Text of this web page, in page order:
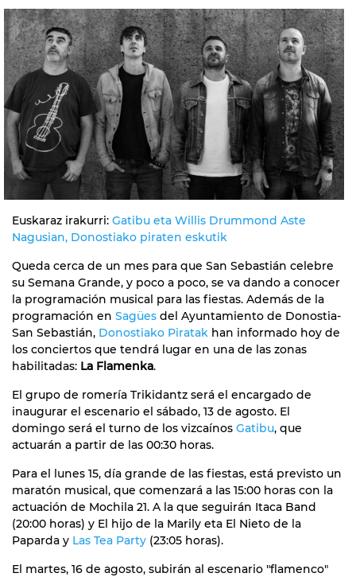
Euskaraz irakurri: Gatibu eta Willis Drummond Aste
Nagusian, Donostiako piraten eskutik
Queda cerca de un mes para que San Sebastián celebre
su Semana Grande, y poco a poco, se va dando a conocer
la programación musical para las fiestas. Además de la
programación en Sagües del Ayuntamiento de Donostia-
San Sebastián, Donostiako Piratak han informado hoy de
los conciertos que tendrá lugar en una de las zonas
habilitadas: La Flamenka.
El grupo de romería Trikidantz será el encargado de
inaugurar el escenario el sábado, 13 de agosto. El
domingo será el turno de los vizcaínos Gatibu, que
actuarán a partir de las 00:30 horas.
Para el lunes 15, día grande de las fiestas, está previsto un
maratón musical, que comenzará a las 15:00 horas con la
actuación de Mochila 21. A la que seguirán Itaca Band
(20:00 horas) y El hijo de la Marily eta El Nieto de la
Paparda y Las Tea Party (23:05 horas).
El martes, 16 de agosto, subirán al escenario "flamenco"